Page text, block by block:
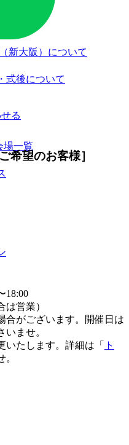
新大阪）について
式後について
場一覧
る
希望のお客様］
18:00
営業）
がございます。開催日は
いませ。
たします。詳細は「
ト